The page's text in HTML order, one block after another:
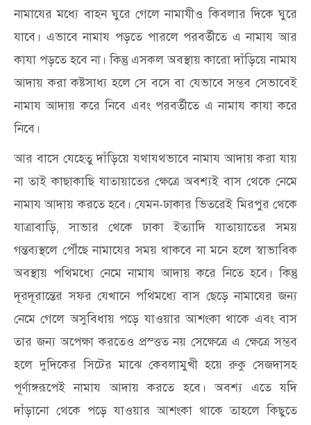
নামাযের মধ্যে বাহন ঘুরে গেলে নামাযীও কিবলার দিকে ঘুরে
যাবে। এভাবে নামায পড়তে পারলে পরবর্তীতে এ নামায আর
কাযা পড়তে হবে না। কিন্তু এসকল অবস্থায় কারো দাঁড়িয়ে নামায
আদায় করা কষ্টসাধ্য হলে সে বসে বা যেভাবে সম্ভব সেভাবেই
নামায আদায় করে নিবে এবং পরবর্তীতে এ নামায কাযা করে
নিবে।
আর বাসে যেহেতু দাঁড়িয়ে যথাযথভাবে নামায আদায় করা যায়
না তাই কাছাকাছি যাতায়াতের ক্ষেত্রে অবশ্যই বাস থেকে নেমে
নামায আদায় করতে হবে। যেমন-ঢাকার ভিতরেই মিরপুর থেকে
যাত্রাবাড়ি, সাভার থেকে ঢাকা ইত্যাদি যাতায়াতের সময়
গন্তব্যস্থলে পৌঁছে নামাযের সময় থাকবে না মনে হলে স্বাভাবিক
অবস্থায় পথিমধ্যে নেমে নামায আদায় করে নিতে হবে। কিন্তু
দূরদূরান্তের সফর যেখানে পথিমধ্যে বাস ছেড়ে নামাযের জন্য
নেমে গেলে অসুবিধায় পড়ে যাওয়ার আশংকা থাকে এবং বাস
তার জন্য অপেক্ষা করতেও প্রস্ত্তত নয় সেক্ষেত্রে এ ক্ষেত্রে সম্ভব
হলে দুদিকের সিটের মাঝে কেবলামুখী হয়ে রুকু সেজদাসহ
পূর্ণাঙ্গরূপেই নামায আদায় করতে হবে। অবশ্য এতে যদি
দাঁড়ানো থেকে পড়ে যাওয়ার আশংকা থাকে তাহলে কিছুতে